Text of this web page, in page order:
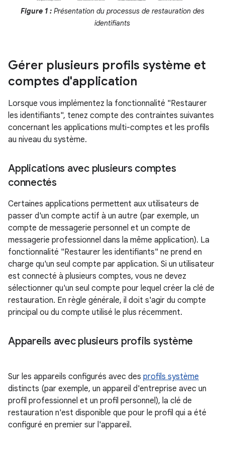
Figure 1 : Présentation du processus de restauration des
identifiants
Gérer plusieurs profils système et
comptes d'application
Lorsque vous implémentez la fonctionnalité "Restaurer
les identifiants", tenez compte des contraintes suivantes
concernant les applications multi-comptes et les profils
au niveau du système.
Applications avec plusieurs comptes
connectés
Certaines applications permettent aux utilisateurs de
passer d'un compte actif à un autre (par exemple, un
compte de messagerie personnel et un compte de
messagerie professionnel dans la même application). La
fonctionnalité "Restaurer les identifiants" ne prend en
charge qu'un seul compte par application. Si un utilisateur
est connecté à plusieurs comptes, vous ne devez
sélectionner qu'un seul compte pour lequel créer la clé de
restauration. En règle générale, il doit s'agir du compte
principal ou du compte utilisé le plus récemment.
Appareils avec plusieurs profils système
Sur les appareils configurés avec des profils système
distincts (par exemple, un appareil d'entreprise avec un
profil professionnel et un profil personnel), la clé de
restauration n'est disponible que pour le profil qui a été
configuré en premier sur l'appareil.